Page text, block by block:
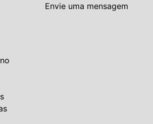
Envie uma mensagem